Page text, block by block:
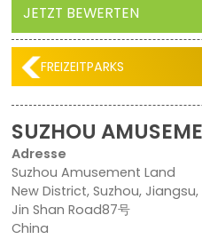
JETZT BEWERTEN
FREIZEITPARKS
SUZHOU
Adresse
Suzhou Amusement Land
New District, Suzhou, Jiangsu,
Jin Shan Road87号
China